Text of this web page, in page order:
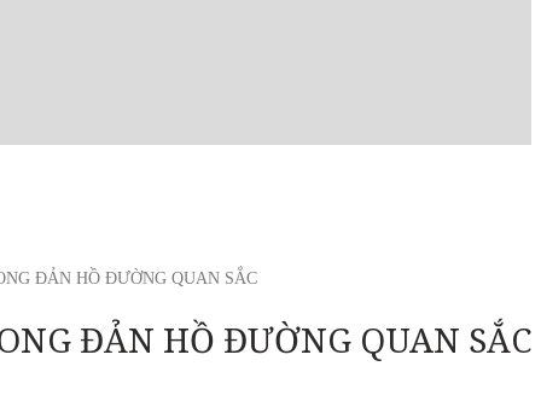
ĐẢN HỒ ĐƯỜNG QUAN SẮC
ĐẢN HỒ ĐƯỜNG QUAN SẮC